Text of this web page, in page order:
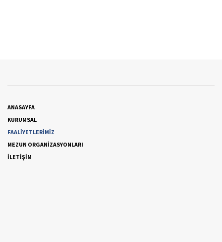
ANASAYFA
KURUMSAL
FAALİYETLERİMİZ
MEZUN ORGANİZASYONLARI
İLETİŞİM